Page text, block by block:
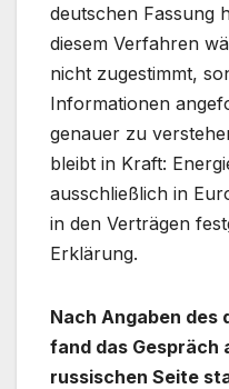
deutschen Fassung
diesem Verfahren
nicht zugestimmt,
Informationen
genauer zu
bleibt in Kraft:
ausschließlich in
in den Verträgen
Erklärung.
Nach Angaben
fand das Gespräch
russischen Seite